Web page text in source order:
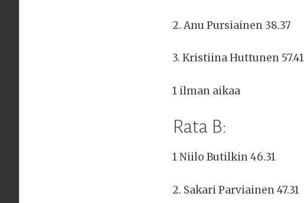
2. Anu Pursiainen 38.37
3. Kristiina Huttunen 57.41
1 ilman aikaa
Rata B:
1 Niilo Butilkin 46.31
2. Sakari Parviainen 47.31